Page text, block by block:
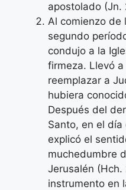
apostolado (Jn.
Al comienzo de
segundo
condujo a la
firmeza. Llevó
reemplazar a
hubiera
Después del
Santo, en el
explicó el
muchedumbre
Jerusalén (Hch.
instrumento en